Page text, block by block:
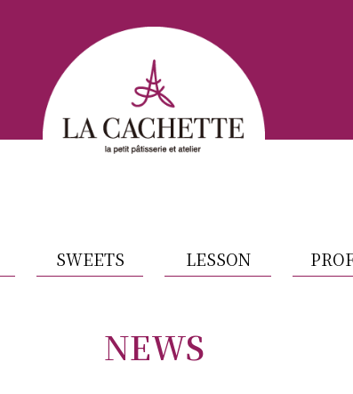
SWEETS LESSON
NEWS